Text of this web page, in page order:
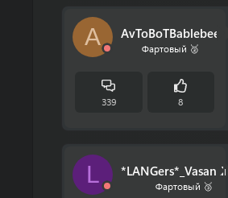
A AvToBoTBablebee
Фартовый 🥈
339 8
L Фартовый 🥉